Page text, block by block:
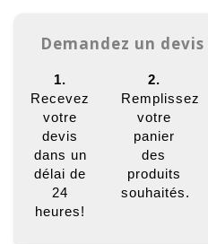
Demandez un
1.
Recevez
votre
devis
dans un
délai de
24
heures!
2.
Remplissez
votre
panier
des
produits
souhaités.